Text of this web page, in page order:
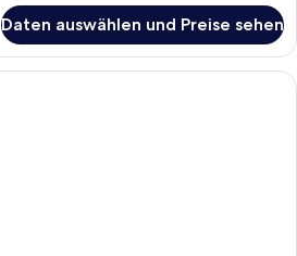
Daten auswählen und Preise sehen